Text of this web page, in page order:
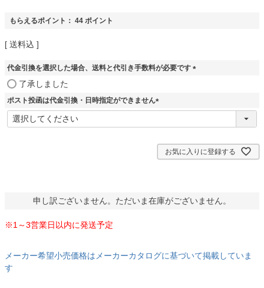
もらえるポイント： 44 ポイント
送料込
代金引換を選択した場合、送料と代引き手数料が必要です
)
了承しました
ポスト投函は代金引換・日時指定ができません
(
)
お気に入りに登録する
申し訳ございません。ただいま在庫がございません。
※1～3営業日以内に発送予定
メーカー希望小売価格はメーカーカタログに基づいて掲載していま
す